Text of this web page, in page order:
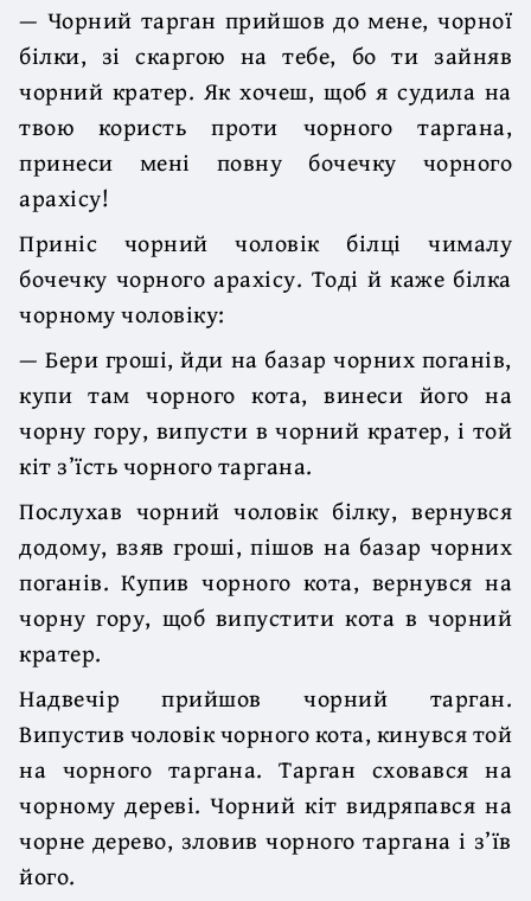
— Чорний тарган прийшов до мене, чорної
білки, зі скаргою на тебе, бо ти зайняв
чорний кратер. Як хочеш, щоб я судила на
твою користь проти чорного таргана,
принеси мені повну бочечку чорного
арахісу!
Приніс чорний чоловік білці чималу
бочечку чорного арахісу. Тоді й каже білка
чорному чоловіку:
— Бери гроші, йди на базар чорних поганів,
купи там чорного кота, винеси його на
чорну гору, випусти в чорний кратер, і той
кіт з’їсть чорного таргана.
Послухав чорний чоловік білку, вернувся
додому, взяв гроші, пішов на базар чорних
поганів. Купив чорного кота, вернувся на
чорну гору, щоб випустити кота в чорний
кратер.
Надвечір прийшов чорний тарган.
Випустив чоловік чорного кота, кинувся той
на чорного таргана. Тарган сховався на
чорному дереві. Чорний кіт видряпався на
чорне дерево, зловив чорного таргана і з’їв
його.